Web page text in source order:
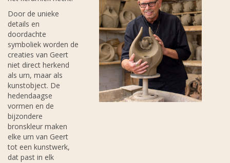
Door de unieke
details en
doordachte
symboliek worden de
creaties van Geert
niet direct herkend
als urn, maar als
kunstobject. De
hedendaagse
vormen en de
bijzondere
bronskleur maken
elke urn van Geert
tot een kunstwerk,
dat past in elk